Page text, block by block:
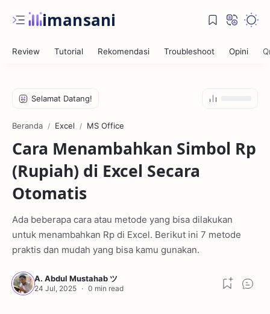
iman sani
Jurnal
Anxiety
Self Reminder
Beranda Excel MS Office
Cara Menambahkan Simbol Rp
(Rupiah) di Excel Secara
Otomatis
Ada beberapa cara atau metode yang bisa dilakukan
untuk menambahkan Rp di Excel. Berikut ini 7 metode
praktis dan mudah yang bisa kamu gunakan.